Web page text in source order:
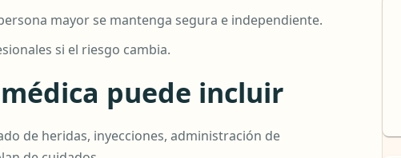
mayor se mantenga segura e independiente.
si el riesgo cambia.
puede incluir
de heridas, inyecciones, administración de